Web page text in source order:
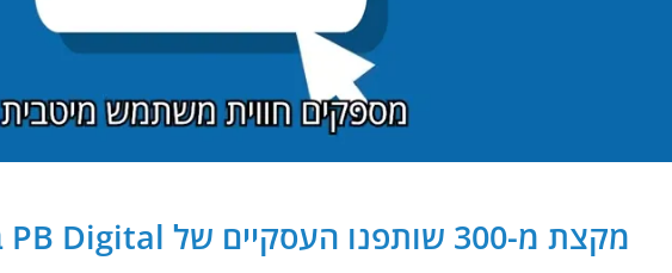
מקצת מ-300 שותפנו העסקיים של PB Digital בישראל ובעולם: